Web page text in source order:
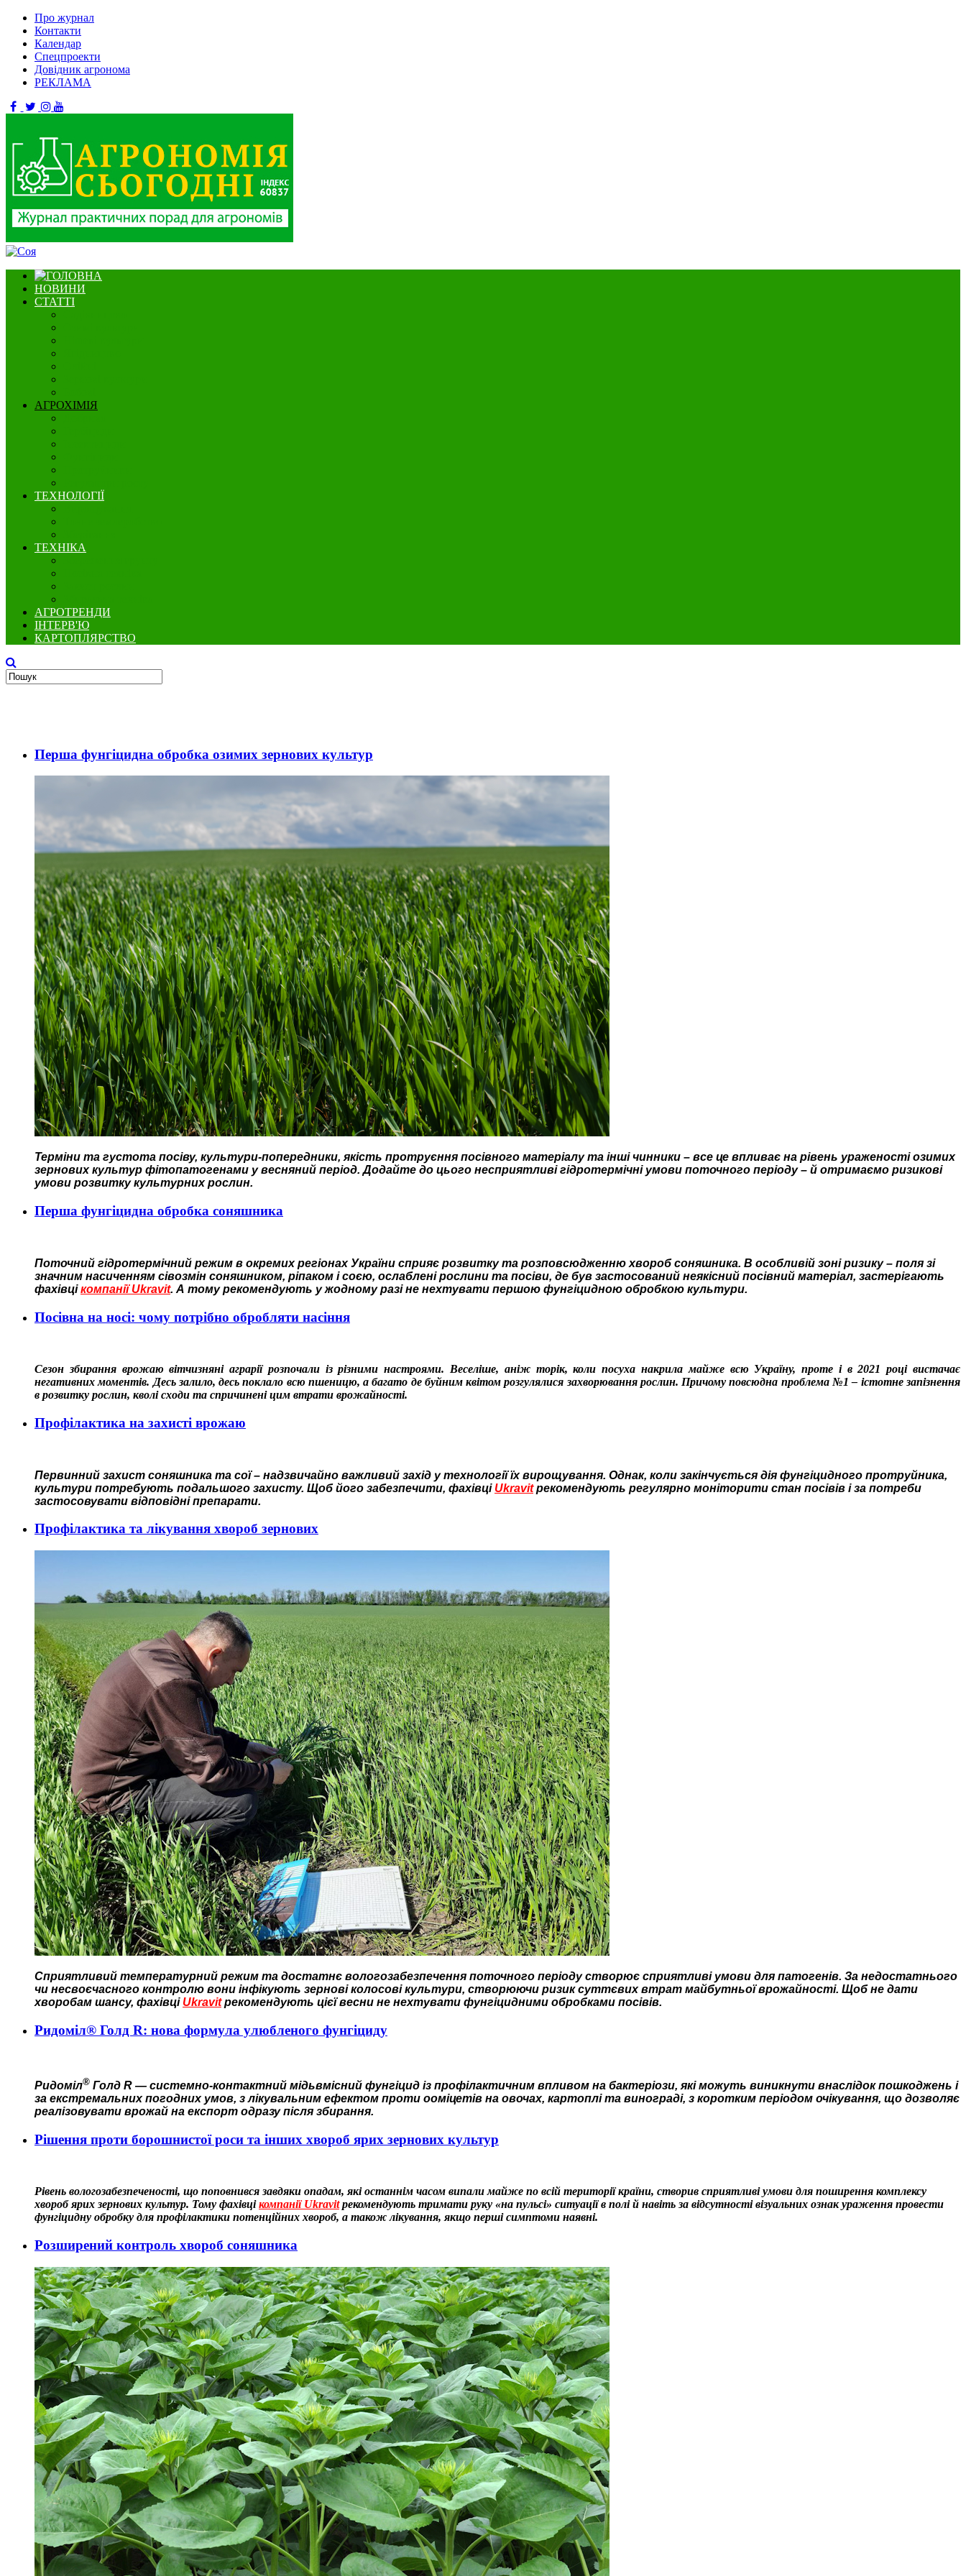
Про журнал
Контакти
Календар
Спецпроекти
Довідник агронома
РЕКЛАМА
НОВИНИ
СТАТТІ
АГРОХІМІЯ
ТЕХНОЛОГІЇ
ТЕХНІКА
АГРОТРЕНДИ
ІНТЕРВ'Ю
КАРТОПЛЯРСТВО
Перша фунгіцидна обробка озимих зернових культур
Терміни та густота посіву, культури-попередники, якість протруєння посівного матеріалу та інші чинники – все це впливає на рівень ураженості озимих
зернових культур фітопатогенами у весняний період. Додайте до цього несприятливі гідротермічні умови поточного періоду – й отримаємо ризикові
умови розвитку культурних рослин.
Перша фунгіцидна обробка соняшника
Поточний гідротермічний режим в окремих регіонах України сприяє розвитку та розповсюдженню хвороб соняшника. В особливій зоні ризику – поля зі
значним насиченням сівозмін соняшником, ріпаком і соєю, ослаблені рослини та посіви, де був застосований неякісний посівний матеріал, застерігають
фахівцікомпанії Ukravit. А тому рекомендують у жодному разі не нехтувати першою фунгіцидною обробкою культури.
Посівна на носі: чому потрібно обробляти насіння
Сезон збирання врожаю вітчизняні аграрії розпочали із різними настроями. Веселіше, аніж торік, коли посуха накрила майже всю Україну, проте і в 2021 році вистачає
негативних моментів. Десь залило, десь поклало всю пшеницю, а багато де буйним квітом розгулялися захворювання рослин. Причому повсюдна проблема №1 – істотне запізнення
в розвитку рослин, кволі сходи та спричинені цим втрати врожайності.
Профілактика на захисті врожаю
Первинний захист соняшника та сої – надзвичайно важливий захід у технології їх вирощування. Однак, коли закінчується дія фунгіцидного протруйника,
культури потребують подальшого захисту. Щоб його забезпечити, фахівці Ukravitрекомендують регулярно моніторити стан посівів і за потреби
застосовувати відповідні препарати.
Профілактика та лікування хвороб зернових
Сприятливий температурний режим та достатнє вологозабезпечення поточного періоду створює сприятливі умови для патогенів. За недостатнього
чи несвоєчасного контролю вони інфікують зернові колосові культури, створюючи ризик суттєвих втрат майбутньої врожайності. Щоб не дати
хворобам шансу, фахівці Ukravitрекомендують цієї весни не нехтувати фунгіцидними обробками посівів.
Ридоміл® Голд R: нова формула улюбленого фунгіциду
Ридоміл® Голд R — системно-контактний мідьвмісний фунгіцид із профілактичним впливом на бактеріози, які можуть виникнути внаслідок пошкоджень і
за екстремальних погодних умов, з лікувальним ефектом проти ооміцетів на овочах, картоплі та винограді, з коротким періодом очікування, що дозволяє
реалізовувати врожай на експорт одразу після збирання.
Рішення проти борошнистої роси та інших хвороб ярих зернових культур
Рівень вологозабезпеченості, що поповнився завдяки опадам, які останнім часом випали майже по всій території країни, створив сприятливі умови для поширення комплексу
хвороб ярих зернових культур. Тому фахівцікомпанії Ukravitрекомендують тримати руку «на пульсі» ситуації в полі й навіть за відсутності візуальних ознак ураження провести
фунгіцидну обробку для профілактики потенційних хвороб, а також лікування, якщо перші симптоми наявні.
Розширений контроль хвороб соняшника